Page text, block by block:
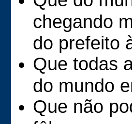
chegando
do prefeito
Que todas
do mundo
Que não